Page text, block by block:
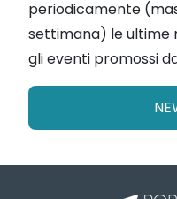
periodicamente
settimana) le ultime
gli eventi promossi